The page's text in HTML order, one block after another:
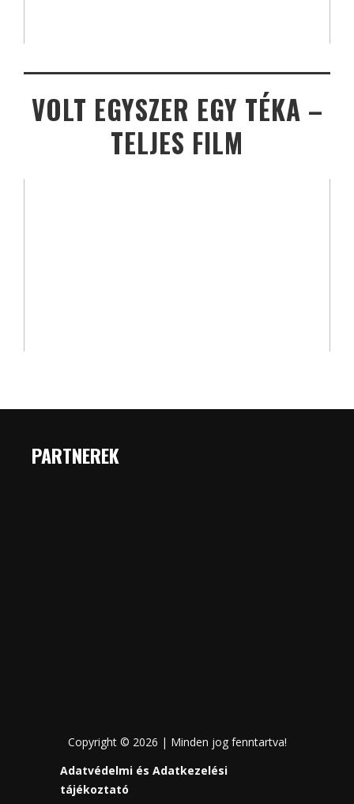
VOLT EGYSZER EGY TÉKA –
TELJES FILM
PARTNEREK
Copyright © 2026 | Minden jog fenntartva!
Adatvédelmi és Adatkezelési
tájékoztató